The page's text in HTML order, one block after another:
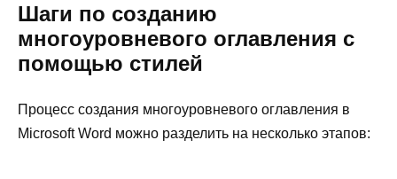
Шаги по созданию
многоуровневого оглавления с
помощью стилей
Процесс создания многоуровневого оглавления в
Microsoft Word можно разделить на несколько этапов: